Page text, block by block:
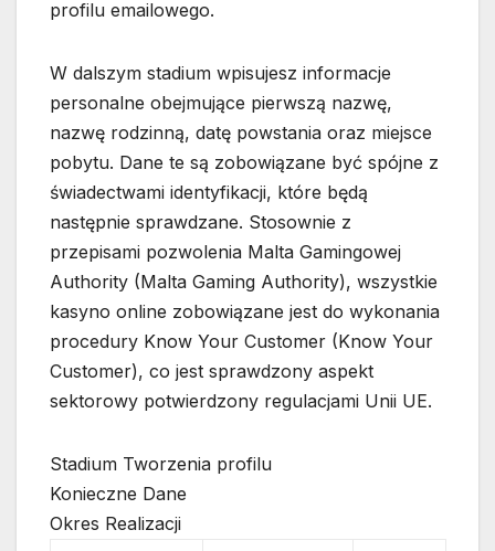
profilu emailowego.
W dalszym stadium wpisujesz informacje
personalne obejmujące pierwszą nazwę,
nazwę rodzinną, datę powstania oraz miejsce
pobytu. Dane te są zobowiązane być spójne z
świadectwami identyfikacji, które będą
następnie sprawdzane. Stosownie z
przepisami pozwolenia Malta Gamingowej
Authority (Malta Gaming Authority), wszystkie
kasyno online zobowiązane jest do wykonania
procedury Know Your Customer (Know Your
Customer), co jest sprawdzony aspekt
sektorowy potwierdzony regulacjami Unii UE.
Stadium Tworzenia profilu
Konieczne Dane
Okres Realizacji